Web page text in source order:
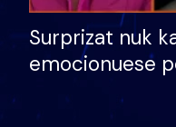
Surprizat nuk
emocionuese